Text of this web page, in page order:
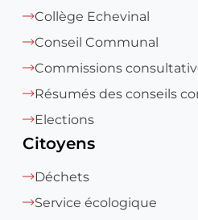
Collège Echevinal
Conseil Communal
Commissions
Résumés des conseils
Elections
Citoyens
Déchets
Service écologique